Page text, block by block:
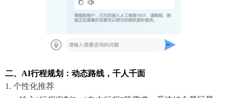
二、AI行程规划：动态路线，千人千面
1. 个性化推荐